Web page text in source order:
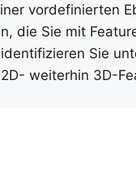
vordefinierten
die Sie mit
Sie
weiterhin 3D-